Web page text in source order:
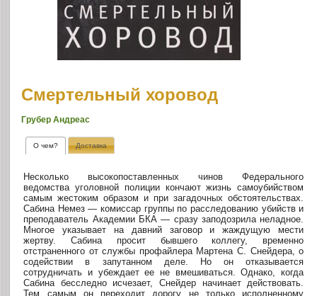
Смертельный хоровод
Грубер Андреас
О чем? Доставка
Несколько высокопоставленных чинов Федерального
ведомства уголовной полиции кончают жизнь самоубийством
самым жестоким образом и при загадочных обстоятельствах.
Сабина Немез — комиссар группы по расследованию убийств и
преподаватель Академии БКА — сразу заподозрила неладное.
Многое указывает на давний заговор и жаждущую мести
жертву. Сабина просит бывшего коллегу, временно
отстраненного от службы профайлера Мартена С. Снейдера, о
содействии в запутанном деле. Но он отказывается
сотрудничать и убеждает ее не вмешиваться. Однако, когда
Сабина бесследно исчезает, Снейдер начинает действовать.
Тем самым он переходит дорогу не только исполненному